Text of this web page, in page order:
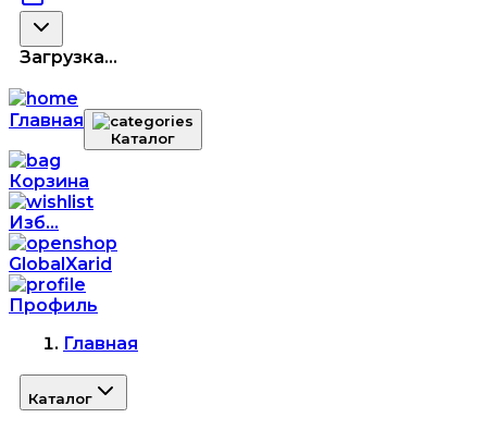
Загрузка...
Главная
Каталог
Корзина
Изб...
GlobalXarid
Профиль
Главная
Каталог